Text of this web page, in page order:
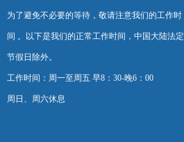
为了避免不必要的等待，敬请注意我们的工作时
间 。以下是我们的正常工作时间，中国大陆法定
节假日除外。
工作时间：周一至周五 早8：30-晚6：00
周日、周六休息